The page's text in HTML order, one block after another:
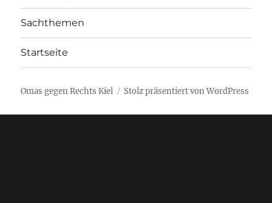
Sachthemen
Startseite
Omas gegen Rechts Kiel Stolz präsentiert von WordPress